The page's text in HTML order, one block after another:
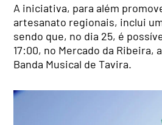
A iniciativa, para além
artesanato regionais, inclui
sendo que, no dia 25, é
17:00, no Mercado da Ribeira,
Banda Musical de Tavira.